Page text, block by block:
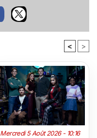
< >
Mercredi 5 Août 2026 - 10:16